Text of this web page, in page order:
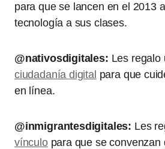
para que se lancen en el 2013
tecnología a sus clases.
@nativosdigitales: Les regalo
ciudadanía digital para que
en línea.
@inmigrantesdigitales: Les
vínculopara que se convenzan